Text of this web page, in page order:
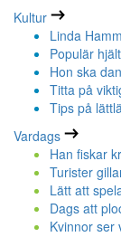
Kultur
Linda
Populär
Hon ska
Titta på
Tips på
Vardags
Han fiskar
Turister
Lätt att
Dags att
Kvinnor ser